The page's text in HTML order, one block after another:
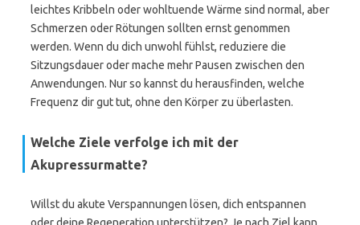
leichtes Kribbeln oder wohltuende Wärme sind normal, aber
Schmerzen oder Rötungen sollten ernst genommen
werden. Wenn du dich unwohl fühlst, reduziere die
Sitzungsdauer oder mache mehr Pausen zwischen den
Anwendungen. Nur so kannst du herausfinden, welche
Frequenz dir gut tut, ohne den Körper zu überlasten.
Welche Ziele verfolge ich mit der
Akupressurmatte?
Willst du akute Verspannungen lösen, dich entspannen